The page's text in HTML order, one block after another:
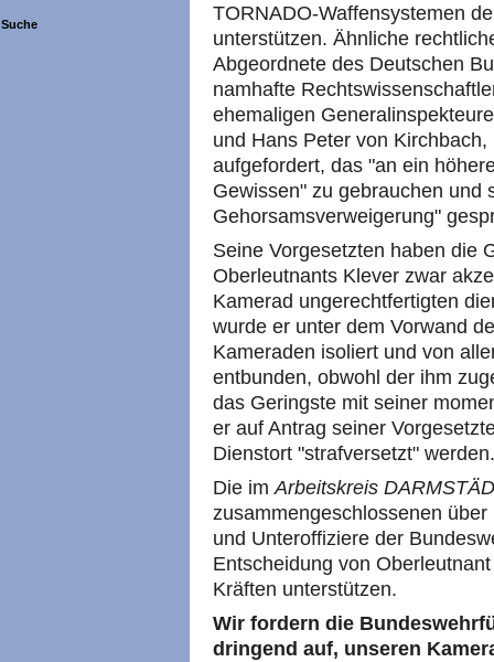
Suche
TORNADO-Waffensystemen
unterstützen. Ähnliche
Abgeordnete des Deutschen
namhafte
ehemaligen
und Hans Peter von
aufgefordert, das "an ein
Gewissen" zu gebrauchen und
Gehorsamsverweigerung"
Seine Vorgesetzten haben die
Oberleutnants Klever zwar
Kamerad ungerechtfertigten
wurde er unter dem Vorwand
Kameraden isoliert und von
entbunden, obwohl der ihm
das Geringste mit seiner
er auf Antrag seiner
Dienstort "strafversetzt" werden.
Die imArbeitskreis
zusammengeschlossenen
und Unteroffiziere der
Entscheidung von
Kräften unterstützen.
Wir fordern die
dringend auf, unseren